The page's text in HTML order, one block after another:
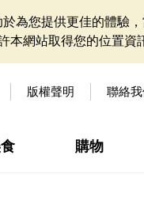
為您提供更佳的體驗
網站取得您的位置資
版權聲明 聯絡
購物